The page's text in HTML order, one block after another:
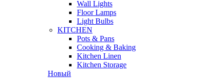
Wall Lights
Floor Lamps
Light Bulbs
KITCHEN
Pots & Pans
Cooking & Baking
Kitchen Linen
Kitchen Storage
Новый